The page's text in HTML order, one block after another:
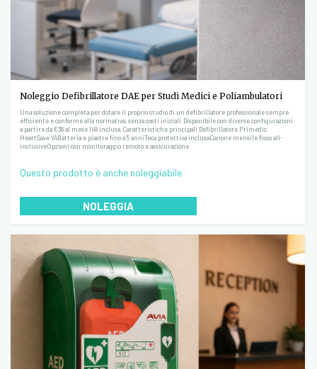
Noleggio Defibrillatore DAE per Studi Medici e Poliambulatori
Una soluzione completa per dotare il proprio studio di un defibrillatore professionale sempre
efficiente e conforme alla normativa, senza costi iniziali.Disponibile con diverse configurazioni
a partire da €36 al mese IVA inclusa.Caratteristiche principali Defibrillatore Primedic
HeartSave YABatteria e piastre fino a 5 anniTeca protettiva inclusaCanone mensile fisso all-
inclusiveOpzioni con monitoraggio remoto e assicurazione
Questo prodotto è anche noleggiabile
NOLEGGIA